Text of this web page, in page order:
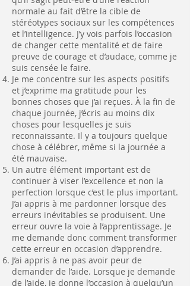
normale au fait d’être la cible de
stéréotypes sociaux sur les compétences
et l’intelligence. J’y vois parfois l’occasion
de changer cette mentalité et de faire
preuve de courage et d’audace, comme je
suis censée le faire.
Je me concentre sur les aspects positifs
et j’exprime ma gratitude pour les
bonnes choses que j’ai reçues. À la fin de
chaque journée, j’écris au moins dix
choses pour lesquelles je suis
reconnaissante. Il y a toujours quelque
chose à célébrer, même si la journée a
été mauvaise.
Un autre élément important est de
continuer à viser l’excellence et non la
perfection lorsque c’est le plus important.
J’ai appris à me pardonner lorsque des
erreurs inévitables se produisent. Une
erreur ouvre la voie à l’apprentissage. Je
me demande donc comment transformer
cette erreur en occasion d’apprendre.
J’ai appris à ne pas avoir peur de
demander de l’aide. Lorsque je demande
de l’aide, je donne l’occasion à quelqu’un